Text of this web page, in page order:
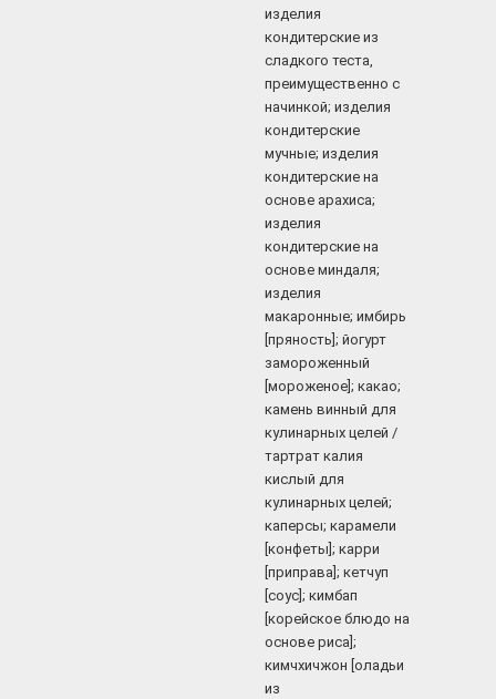
изделия
кондитерские из
сладкого теста,
преимущественно с
начинкой; изделия
кондитерские
мучные; изделия
кондитерские на
основе арахиса;
изделия
кондитерские на
основе миндаля;
изделия
макаронные; имбирь
[пряность]; йогурт
замороженный
[мороженое]; какао;
камень винный для
кулинарных целей /
тартрат калия
кислый для
кулинарных целей;
каперсы; карамели
[конфеты]; карри
[приправа]; кетчуп
[соус]; кимбап
[корейское блюдо на
основе риса];
кимчхичжон [оладьи
из